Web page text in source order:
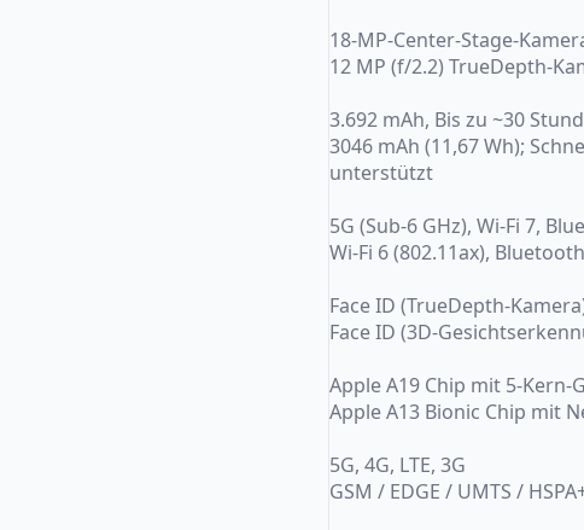
18-MP-Center-Stage-
12 MP (f/2.2) TrueDepth-
3.692 mAh, Bis zu ~30
3046 mAh (11,67 Wh);
unterstützt
5G (Sub-6 GHz), Wi-Fi 7,
Wi-Fi 6 (802.11ax),
Face ID (TrueDepth-
Face ID (3D-
Apple A19 Chip mit 5-Kern-
Apple A13 Bionic Chip mit
5G, 4G, LTE, 3G
GSM / EDGE / UMTS /